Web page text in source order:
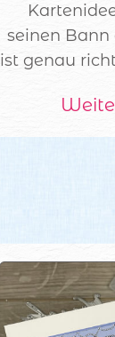
seinen Bann
ist genau